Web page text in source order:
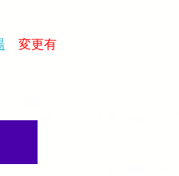
変更有